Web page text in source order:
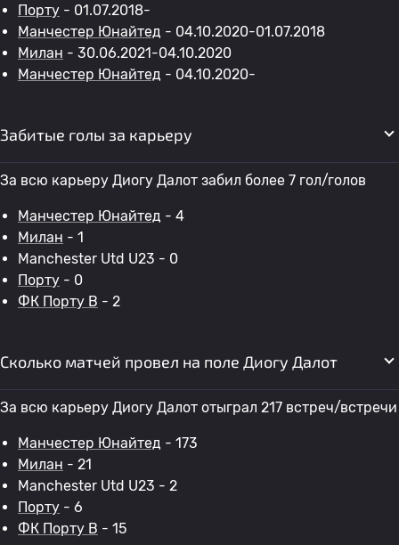
Порту - 01.07.2018-
Манчестер Юнайтед - 04.10.2020-01.07.2018
Милан - 30.06.2021-04.10.2020
Манчестер Юнайтед - 04.10.2020-
Забитые голы за карьеру
За всю карьеру Диогу Далот забил более 7 гол/голов
Манчестер Юнайтед - 4
Милан - 1
Manchester Utd U23 - 0
Порту - 0
ФК Порту B - 2
Сколько матчей провел на поле Диогу Далот
За всю карьеру Диогу Далот отыграл 217 встреч/встречи
Манчестер Юнайтед - 173
Милан - 21
Manchester Utd U23 - 2
Порту - 6
ФК Порту B - 15